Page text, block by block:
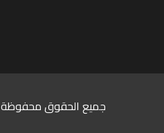
جميع الحقوق محفوظة